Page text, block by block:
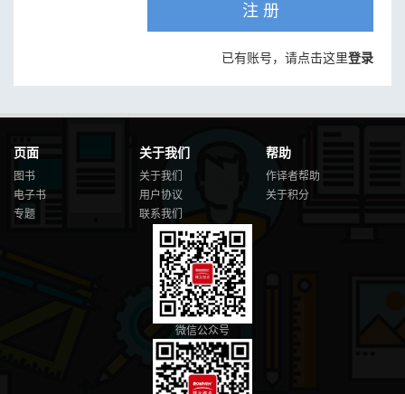
注 册
已有账号，请点击这里登录
页面
图书
电子书
专题
关于我们
关于我们
用户协议
联系我们
帮助
作译者帮助
关于积分
微信公众号